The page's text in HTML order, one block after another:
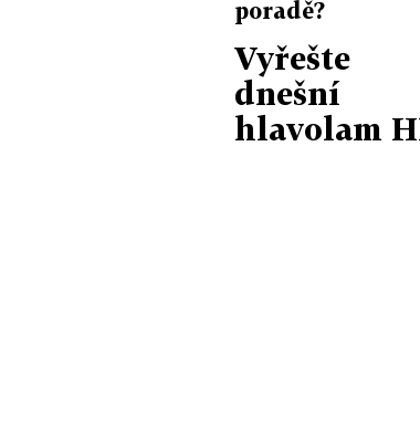
poradě?
Vyřešte
dnešní
hlavolam